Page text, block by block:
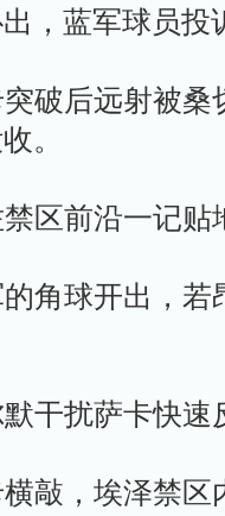
，蓝军球员投
后远射被桑
。
前沿一记贴
球开出，若
扰萨卡快速
，埃泽禁区